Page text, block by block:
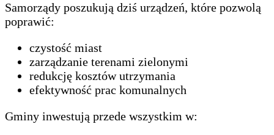
Samorządy poszukują dziś urządzeń, które pozwolą
poprawić:
czystość miast
zarządzanie terenami zielonymi
redukcję kosztów utrzymania
efektywność prac komunalnych
Gminy inwestują przede wszystkim w: